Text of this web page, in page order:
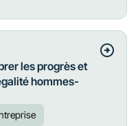
les progrès et
hommes-